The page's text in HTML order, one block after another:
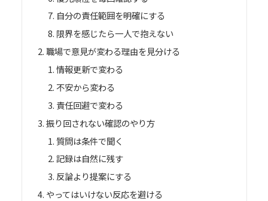
自分の責任範囲を明確にする
限界を感じたら一人で抱えない
職場で意見が変わる理由を見分ける
情報更新で変わる
不安から変わる
責任回避で変わる
振り回されない確認のやり方
質問は条件で聞く
記録は自然に残す
反論より提案にする
やってはいけない反応を避ける